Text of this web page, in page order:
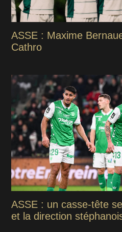
ASSE : Maxime
Cathro
ASSE : un casse-tête
et la direction